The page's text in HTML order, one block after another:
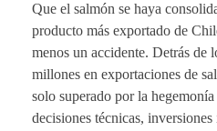
Que el salmón se haya
producto más exportado de
menos un accidente. Detrás de
millones en exportaciones de
solo superado por la
decisiones técnicas,